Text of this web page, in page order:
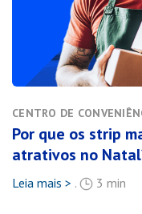
CENTRO DE
Por que os strip
atrativos no
Leia mais > . 3 min